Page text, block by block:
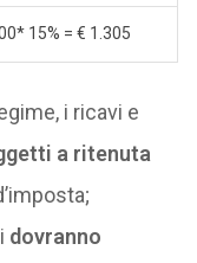
15% = € 1.305
i ricavi e
a ritenuta
dovranno